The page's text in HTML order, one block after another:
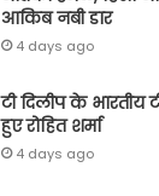
आकिब नबी डार
4 days ago
टी दिलीप के
हुए रोहित शर्मा
4 days ago